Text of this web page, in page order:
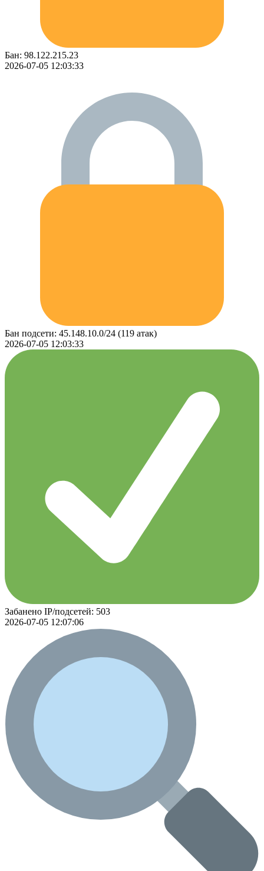
Бан: 98.122.215.23
2026-07-05 12:03:33
Бан подсети: 45.148.10.0/24 (119 атак)
2026-07-05 12:03:33
Забанено IP/подсетей: 503
2026-07-05 12:07:06